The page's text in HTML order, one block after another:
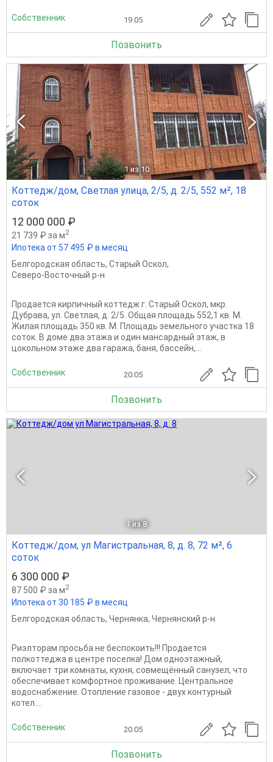
Собственник 19.05
Позвонить
1 из 10
Коттедж/дом, Светлая улица, 2/5, д. 2/5, 552 м², 18
соток
12 000 000 ₽
21 739 ₽ за м2
Ипотека от 57 495 ₽ в месяц
Белгородская область, Старый Оскол,
Северо-Восточный р-н
Продается кирпичный коттедж г. Старый Оскол, мкр.
Дубрава, ул. Светлая, д. 2/5. Общая площадь 552,1 кв. М.
Жилая площадь 350 кв. М. Площадь земельного участка 18
соток. В доме два этажа и один мансардный этаж, в
цокольном этаже два гаража, баня, бассейн,...
Собственник 20.05
Позвонить
1 из 8
Коттедж/дом, ул Магистральная, 8, д. 8, 72 м², 6
соток
6 300 000 ₽
87 500 ₽ за м2
Ипотека от 30 185 ₽ в месяц
Белгородская область, Чернянка, Чернянский р-н
Риэлторам просьба не беспокоить!!! Продается
полкоттеджа в центре поселка! Дом одноэтажный,
включает три комнаты, кухня, совмещённый санузел, что
обеспечивает комфортное проживание. Центральное
водоснабжение. Отопление газовое - двух контурный
котел....
Собственник 20.05
Позвонить